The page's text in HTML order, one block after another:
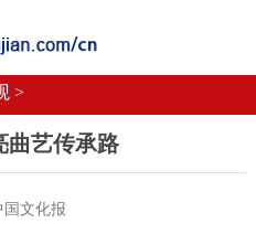
企业党建
>
曲艺传承路
国文化报